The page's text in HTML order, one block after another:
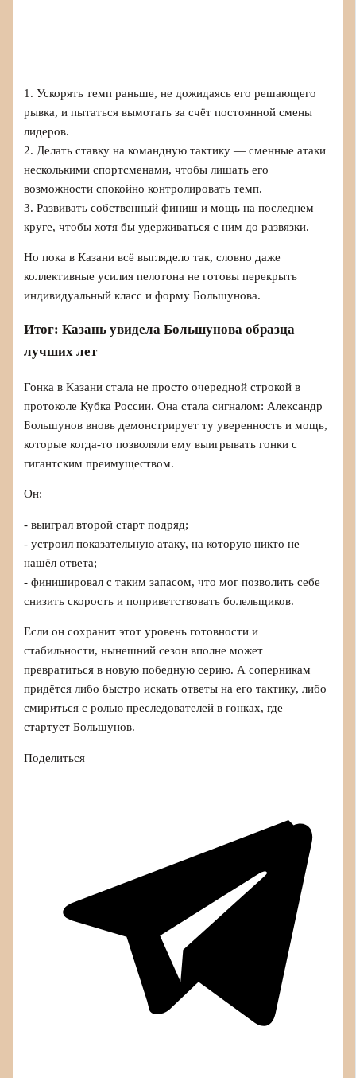
1. Ускорять темп раньше, не дожидаясь его решающего
рывка, и пытаться вымотать за счёт постоянной смены
лидеров.
2. Делать ставку на командную тактику — сменные атаки
несколькими спортсменами, чтобы лишать его
возможности спокойно контролировать темп.
3. Развивать собственный финиш и мощь на последнем
круге, чтобы хотя бы удерживаться с ним до развязки.
Но пока в Казани всё выглядело так, словно даже
коллективные усилия пелотона не готовы перекрыть
индивидуальный класс и форму Большунова.
Итог: Казань увидела Большунова образца
лучших лет
Гонка в Казани стала не просто очередной строкой в
протоколе Кубка России. Она стала сигналом: Александр
Большунов вновь демонстрирует ту уверенность и мощь,
которые когда-то позволяли ему выигрывать гонки с
гигантским преимуществом.
Он:
- выиграл второй старт подряд;
- устроил показательную атаку, на которую никто не
нашёл ответа;
- финишировал с таким запасом, что мог позволить себе
снизить скорость и поприветствовать болельщиков.
Если он сохранит этот уровень готовности и
стабильности, нынешний сезон вполне может
превратиться в новую победную серию. А соперникам
придётся либо быстро искать ответы на его тактику, либо
смириться с ролью преследователей в гонках, где
стартует Большунов.
Поделиться